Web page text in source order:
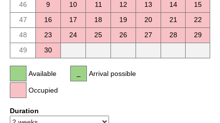
46
9 10 11 12 13 14
15
47
16 17 18 19 20 21
22
48
23 24 25 26 27 28
29
49
30
Available
Occupied
Arrival possible
Duration